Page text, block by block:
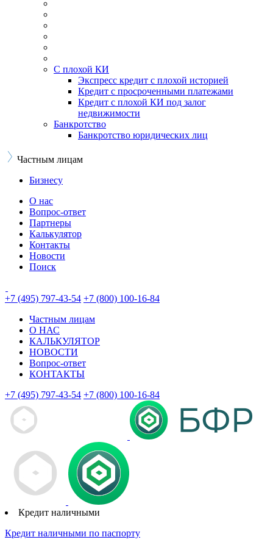
С плохой КИ
Экспресс кредит с плохой историей
Кредит с просроченными платежами
Кредит с плохой КИ под залог
недвижимости
Банкротство
Банкротство юридических лиц
Частным лицам
Бизнесу
О нас
Вопрос-ответ
Партнеры
Калькулятор
Контакты
Новости
Поиск
+7 (495) 797-43-54 +7 (800) 100-16-84
Частным лицам
О НАС
КАЛЬКУЛЯТОР
НОВОСТИ
Вопрос-ответ
КОНТАКТЫ
+7 (495) 797-43-54 +7 (800) 100-16-84
Кредит наличными
Кредит наличными по паспорту